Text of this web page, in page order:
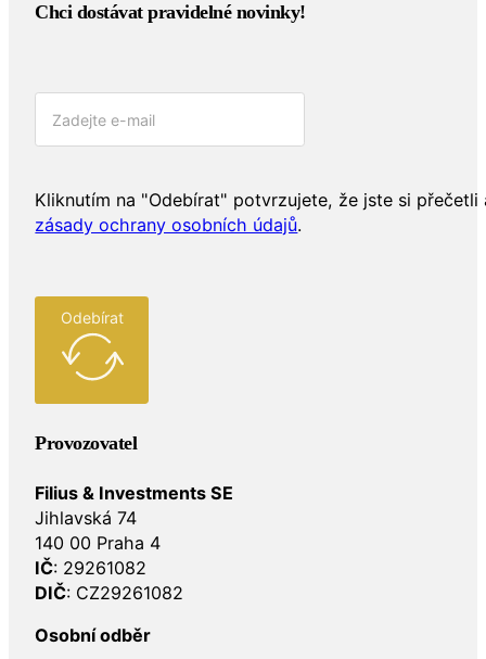
Chci dostávat pravidelné novinky!​
Kliknutím na "Odebírat" potvrzujete, že jste si přečetli
zásady ochrany osobních údajů.
Odebírat
Provozovatel
Filius & Investments SE
Jihlavská 74
140 00 Praha 4
IČ: 29261082
DIČ: CZ29261082
Osobní odběr